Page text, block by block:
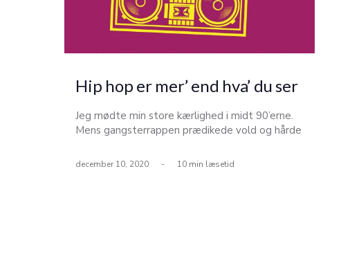
Hip hop er mer’ end hva’ du ser
Jeg mødte min store kærlighed i midt 90’erne.
Mens gangsterrappen prædikede vold og hårde
gutter fra Næstved med hang til hash og
december 10, 2020 - 10 min læsetid